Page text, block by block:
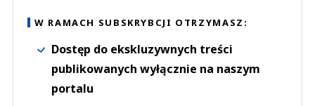
W RAMACH SUBSKRYBCJI OTRZYMASZ:
Dostęp do ekskluzywnych treści
publikowanych wyłącznie na naszym
portalu